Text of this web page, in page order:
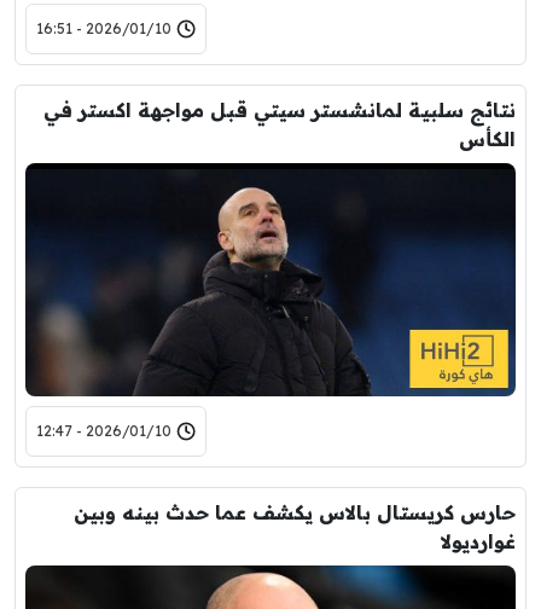
2026/01/10 - 16:51
نتائج سلبية لمانشستر سيتي قبل مواجهة اكستر في
الكأس
2026/01/10 - 12:47
حارس كريستال بالاس يكشف عما حدث بينه وبين
غوارديولا